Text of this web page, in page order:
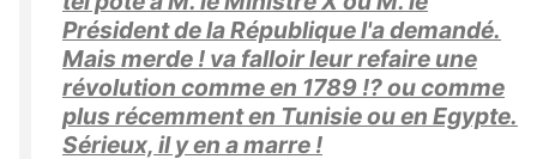
Président de la République l'a demandé.
Mais merde ! va falloir leur refaire une
révolution comme en 1789 !? ou comme
plus récemment en Tunisie ou en Egypte.
Sérieux, il y en a marre !